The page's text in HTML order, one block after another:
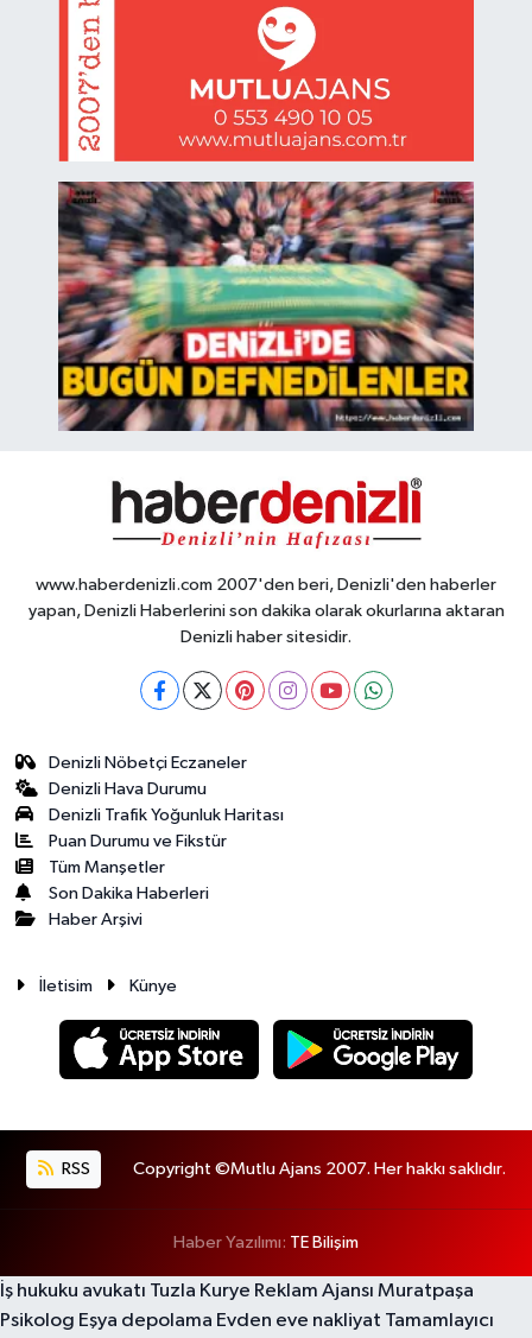
www.haberdenizli.com 2007'den beri, Denizli'den haberler
yapan, Denizli Haberlerini son dakika olarak okurlarına aktaran
Denizli haber sitesidir.
Denizli Nöbetçi Eczaneler
Denizli Hava Durumu
Denizli Trafik Yoğunluk Haritası
Puan Durumu ve Fikstür
Tüm Manşetler
Son Dakika Haberleri
Haber Arşivi
İletisim Künye
RSS Copyright ©Mutlu Ajans 2007. Her hakkı saklıdır.
Haber Yazılımı: TE Bilişim
İş hukuku avukatı Tuzla Kurye Reklam Ajansı Muratpaşa
Psikolog Eşya depolama Evden eve nakliyat Tamamlayıcı